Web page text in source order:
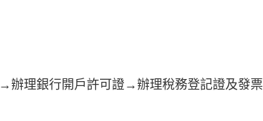
→辦理銀行開戶許可證→辦理稅務登記證及發票